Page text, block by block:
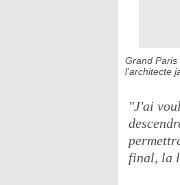
Grand
l'architecte
"J'ai
final, la